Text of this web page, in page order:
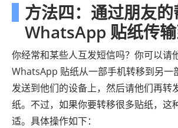
方法四：通过朋友
WhatsApp 贴纸传
你经常和某些人互发短信吗？你可以请
WhatsApp 贴纸从一部手机转移到另一
发送到他们的设备上，然后请他们再转
纸。不过，如果你要转移很多贴纸，这
适。具体操作如下：